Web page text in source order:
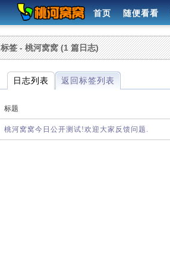
首页 随便看看
标签 - 桃河窝窝 (1 篇日志)
日志列表 返回标签列表
标题
桃河窝窝今日公开测试!欢迎大家反馈问题.